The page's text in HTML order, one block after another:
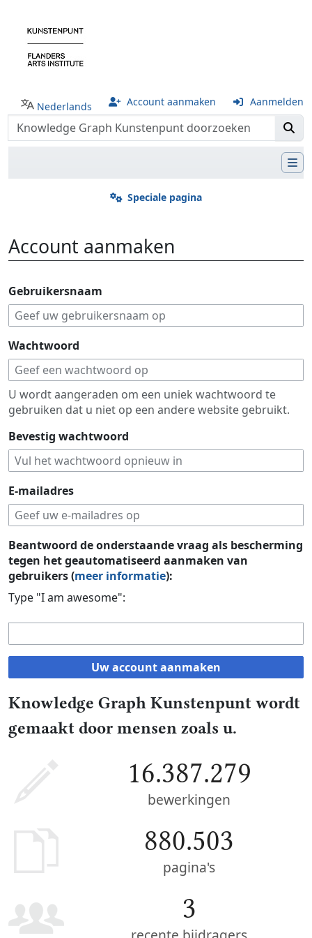
Nederlands Account aanmaken Aanmelden
Speciale pagina
Account aanmaken
Gebruikersnaam
Wachtwoord
U wordt aangeraden om een uniek wachtwoord te
gebruiken dat u niet op een andere website gebruikt.
Bevestig wachtwoord
E-mailadres
Beantwoord de onderstaande vraag als bescherming
tegen het geautomatiseerd aanmaken van
gebruikers (meer informatie):
Type "I am awesome":
Uw account aanmaken
Knowledge Graph Kunstenpunt wordt
gemaakt door mensen zoals u.
16.387.279
bewerkingen
880.503
pagina's
3